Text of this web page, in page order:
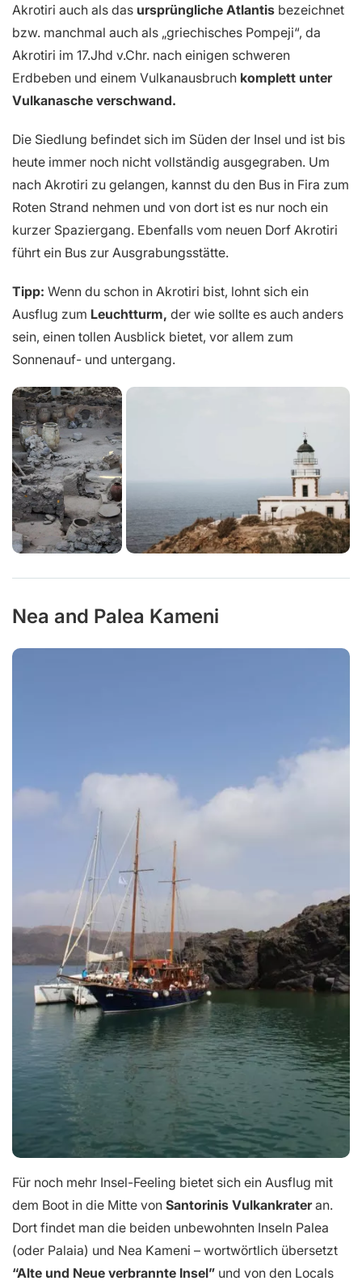
Akrotiri auch als das ursprüngliche Atlantis bezeichnet
bzw. manchmal auch als „griechisches Pompeji“, da
Akrotiri im 17.Jhd v.Chr. nach einigen schweren
Erdbeben und einem Vulkanausbruch komplett unter
Vulkanasche verschwand.
Die Siedlung befindet sich im Süden der Insel und ist bis
heute immer noch nicht vollständig ausgegraben. Um
nach Akrotiri zu gelangen, kannst du den Bus in Fira zum
Roten Strand nehmen und von dort ist es nur noch ein
kurzer Spaziergang. Ebenfalls vom neuen Dorf Akrotiri
führt ein Bus zur Ausgrabungsstätte.
Tipp: Wenn du schon in Akrotiri bist, lohnt sich ein
Ausflug zum Leuchtturm, der wie sollte es auch anders
sein, einen tollen Ausblick bietet, vor allem zum
Sonnenauf- und untergang.
Nea and Palea Kameni
Für noch mehr Insel-Feeling bietet sich ein Ausflug mit
dem Boot in die Mitte von Santorinis Vulkankrateran.
Dort findet man die beiden unbewohnten Inseln Palea
(oder Palaia) und Nea Kameni – wortwörtlich übersetzt
“Alte und Neue verbrannte Insel” und von den Locals